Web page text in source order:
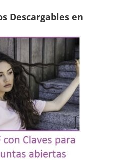
Descargables en